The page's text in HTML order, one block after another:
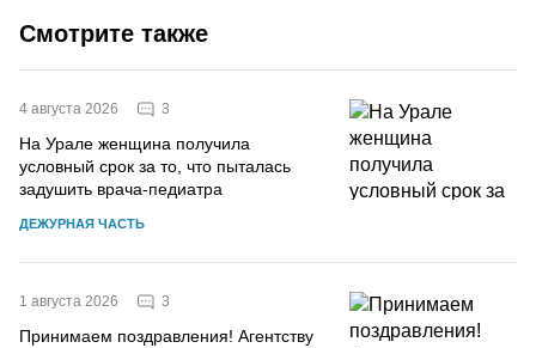
Смотрите также
4 августа 2026 3
На Урале женщина получила
условный срок за то, что пыталась
задушить врача-педиатра
ДЕЖУРНАЯ ЧАСТЬ
1 августа 2026 3
Принимаем поздравления! Агентству